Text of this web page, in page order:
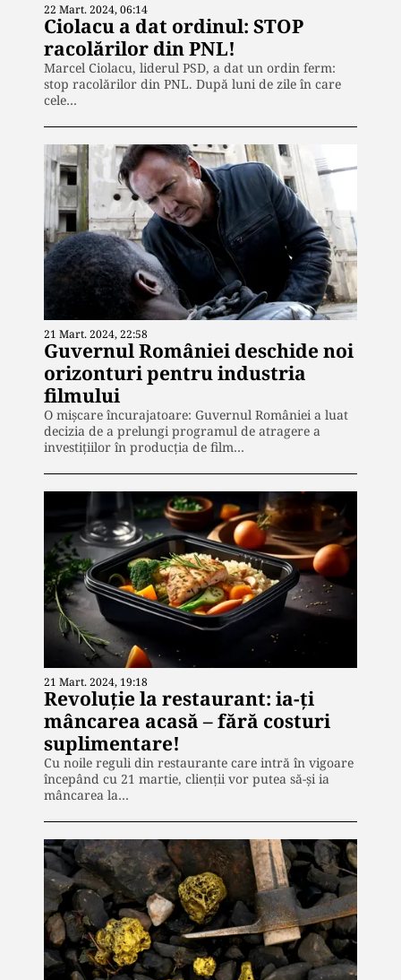
22 Mart. 2024, 06:14
Ciolacu a dat ordinul: STOP
racolărilor din PNL!
Marcel Ciolacu, liderul PSD, a dat un ordin ferm:
stop racolărilor din PNL. După luni de zile în care
cele…
21 Mart. 2024, 22:58
Guvernul României deschide noi
orizonturi pentru industria
filmului
O mișcare încurajatoare: Guvernul României a luat
decizia de a prelungi programul de atragere a
investițiilor în producția de film…
21 Mart. 2024, 19:18
Revoluție la restaurant: ia-ți
mâncarea acasă – fără costuri
suplimentare!
Cu noile reguli din restaurante care intră în vigoare
începând cu 21 martie, clienții vor putea să-și ia
mâncarea la…